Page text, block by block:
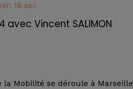
16 sec
avec Vincent SALIMON
la Mobilité se déroule à Marseille